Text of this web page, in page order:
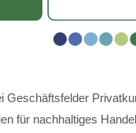
für nachhaltiges